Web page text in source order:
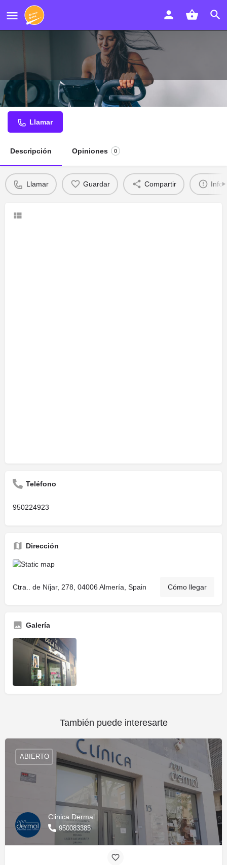
De Boca En Boca Peluquería
Llamar
Descripción Opiniones 0
Llamar Guardar Compartir
Teléfono
950224923
Dirección
Ctra.. de Níjar, 278, 04006 Almería, Spain Cómo llegar
Galería
También puede interesarte
Clinica Dermal
950083385
ABIERTO